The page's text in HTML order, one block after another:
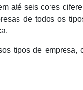
até seis cores
de todos os
tipos de empresa,